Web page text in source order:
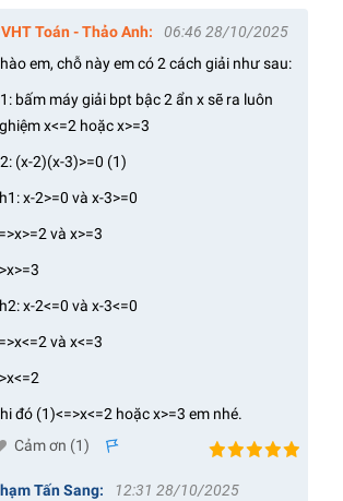
Toán - Thảo Anh:
06:46 28/10/2025
em, chỗ này em có 2 cách giải như sau:
bấm máy giải bpt bậc 2 ẩn x sẽ ra luôn
x<=2 hoặc x>=3
(x-2)(x-3)>=0 (1)
x-2>=0 và x-3>=0
và x>=3
x-2<=0 và x-3<=0
và x<=3
đó (1)<=>x<=2 hoặc x>=3 em nhé.
Cảm ơn (1)
Tấn Sang:
12:31 28/10/2025